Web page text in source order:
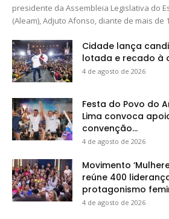
presidente da Assembleia Legislativa do
(Aleam), Adjuto Afonso, diante de mais de
Cidade lança
lotada e recado à
4 de agosto de 2026
Festa do Povo do
Lima convoca
convenção...
4 de agosto de 2026
Movimento
reúne 400
protagonismo
4 de agosto de 2026